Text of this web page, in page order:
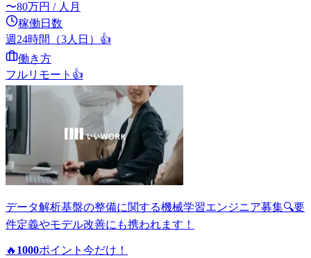
〜80万円 / 人月
稼働日数
週24時間（3人日） 👍
働き方
フルリモート 👍
データ解析基盤の整備に関する機械学習エンジニア募集🔍要
件定義やモデル改善にも携われます！
🔥 1000ポイント 今だけ！